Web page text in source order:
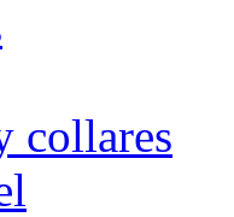
collares